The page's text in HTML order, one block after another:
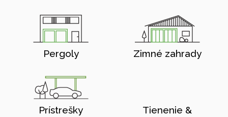
Pergoly Zimné zahrady
Prístrešky
Tienenie &